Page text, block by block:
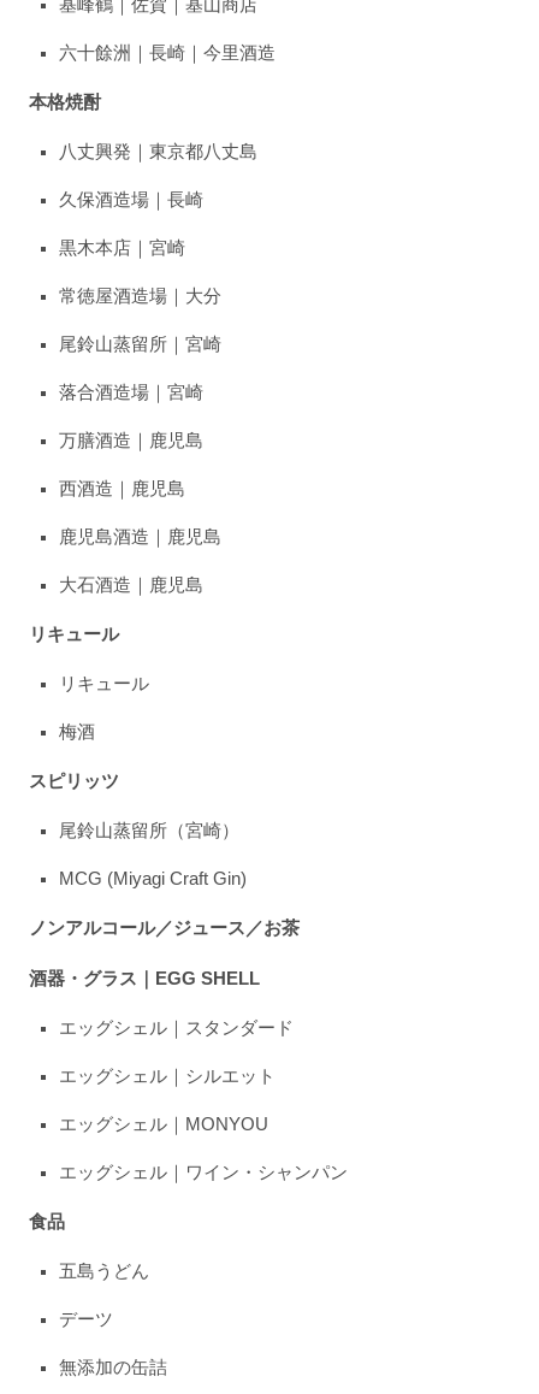
基峰鶴｜佐賀｜基山商店
六十餘洲｜長崎｜今里酒造
本格焼酎
八丈興発｜東京都八丈島
久保酒造場｜長崎
黒木本店｜宮崎
常徳屋酒造場｜大分
尾鈴山蒸留所｜宮崎
落合酒造場｜宮崎
万膳酒造｜鹿児島
西酒造｜鹿児島
鹿児島酒造｜鹿児島
大石酒造｜鹿児島
リキュール
リキュール
梅酒
スピリッツ
尾鈴山蒸留所（宮崎）
MCG (Miyagi Craft Gin)
ノンアルコール／ジュース／お茶
酒器・グラス｜EGG SHELL
エッグシェル｜スタンダード
エッグシェル｜シルエット
エッグシェル｜MONYOU
エッグシェル｜ワイン・シャンパン
食品
五島うどん
デーツ
無添加の缶詰